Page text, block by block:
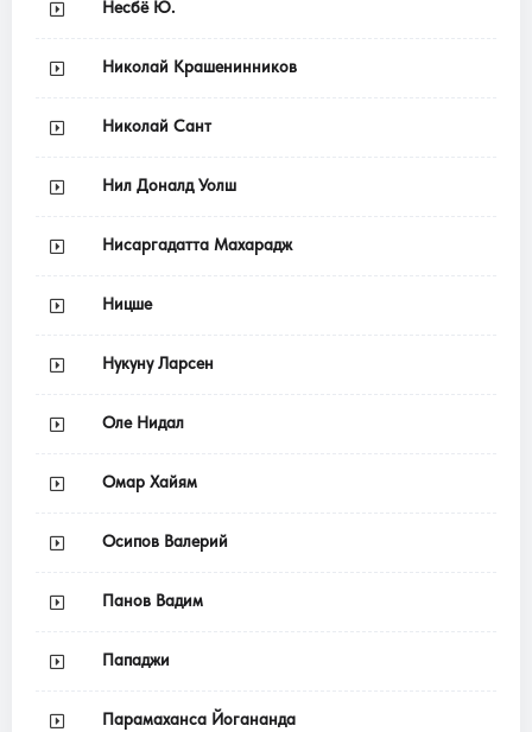
Несбё Ю.
Николай Крашенинников
Николай Сант
Нил Доналд Уолш
Нисаргадатта Махарадж
Ницше
Нукуну Ларсен
Оле Нидал
Омар Хайям
Осипов Валерий
Панов Вадим
Пападжи
Парамаханса Йогананда